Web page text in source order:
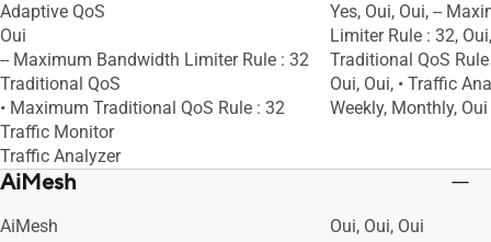
Adaptive QoS
Oui
-- Maximum Bandwidth Limiter Rule : 32
Traditional QoS
• Maximum Traditional QoS Rule : 32
Traffic Monitor
Traffic Analyzer
Yes, Oui, Oui, --
Limiter Rule : 32,
Traditional QoS
Oui, Oui, • Traffic
Weekly, Monthly, Oui
AiMesh
AiMesh
Oui, Oui, Oui